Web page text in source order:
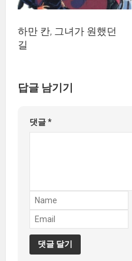
하만 칸, 그녀가 원했던
길
답글 남기기
댓글*